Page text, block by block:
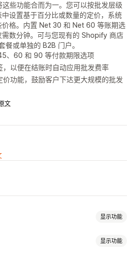
些功能合而为一。您可以按批发层级
设置基于百分比或数量的定价，系统
价格。内置 Net 30 和 Net 60 等账期选
数分钟。可与您现有的 Shopify 商店
餐或单独的 B2B 门户。
、60 和 90 等付款期限选项
，以便在结账时自动应用批发费率
功能，鼓励客户下达更大规模的批发
文
显示功能
显示功能